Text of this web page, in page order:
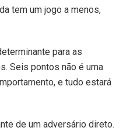
tem um jogo a menos,
para as
Seis pontos não é uma
e tudo estará
de um adversário direto.